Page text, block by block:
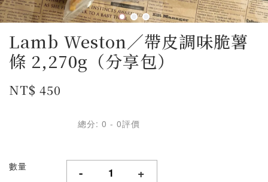
Lamb Weston／帶皮調味脆薯
條 2,270g（分享包）
NT$ 450
總分: 0 - 0評價
數量 - +